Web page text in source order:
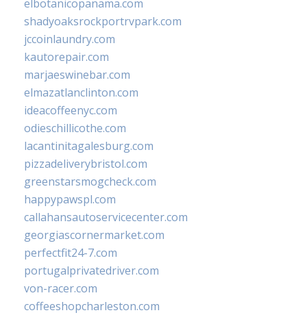
elbotanicopanama.com
shadyoaksrockportrvpark.com
jccoinlaundry.com
kautorepair.com
marjaeswinebar.com
elmazatlanclinton.com
ideacoffeenyc.com
odieschillicothe.com
lacantinitagalesburg.com
pizzadeliverybristol.com
greenstarsmogcheck.com
happypawspl.com
callahansautoservicecenter.com
georgiascornermarket.com
perfectfit24-7.com
portugalprivatedriver.com
von-racer.com
coffeeshopcharleston.com